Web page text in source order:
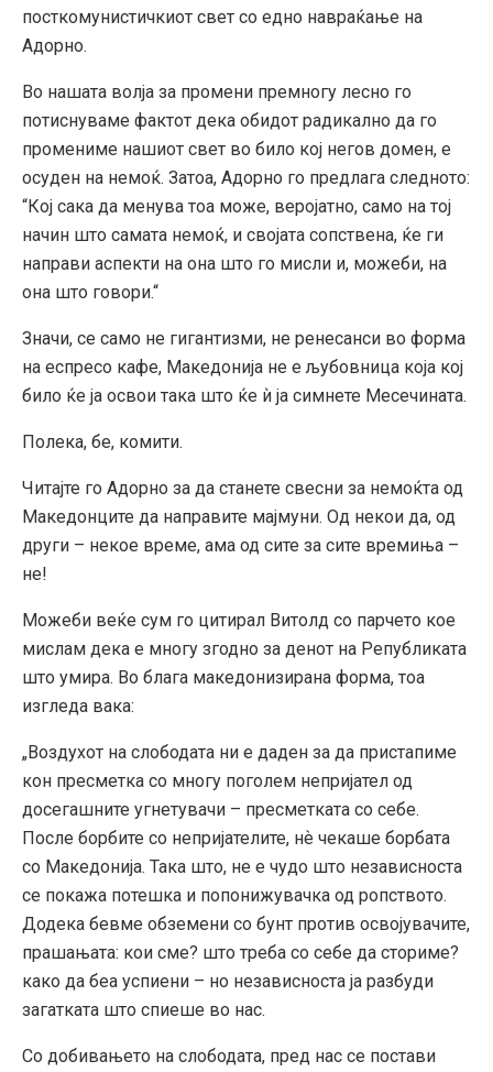
посткомунистичкиот свет со едно навраќање на
Адорно.
Во нашата волја за промени премногу лесно го
потиснуваме фактот дека обидот радикално да го
промениме нашиот свет во било кој негов домен, е
осуден на немоќ. Затоа, Адорно го предлага следното:
“Кој сака да менува тоа може, веројатно, само на тој
начин што самата немоќ, и својата сопствена, ќе ги
направи аспекти на она што го мисли и, можеби, на
она што говори.“
Значи, се само не гигантизми, не ренесанси во форма
на еспресо кафе, Македонија не е љубовница која кој
било ќе ја освои така што ќе ѝ ја симнете Месечината.
Полека, бе, комити.
Читајте го Адорно за да станете свесни за немоќта од
Македонците да направите мајмуни. Од некои да, од
други – некое време, ама од сите за сите времиња –
не!
Можеби веќе сум го цитирал Витолд со парчето кое
мислам дека е многу згодно за денот на Републиката
што умира. Во блага македонизирана форма, тоа
изгледа вака:
„Воздухот на слободата ни е даден за да пристапиме
кон пресметка со многу поголем непријател од
досегашните угнетувачи – пресметката со себе.
После борбите со непријателите, нѐ чекаше борбата
со Македонија. Така што, не е чудо што независноста
се покажа потешка и попонижувачка од ропството.
Додека бевме обземени со бунт против освојувачите,
прашањата: кои сме? што треба со себе да сториме?
како да беа успиени – но независноста ја разбуди
загатката што спиеше во нас.
Со добивањето на слободата, пред нас се постави